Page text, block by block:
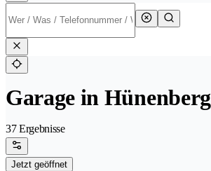
Garage in Hünenberg
37 Ergebnisse
Jetzt geöffnet